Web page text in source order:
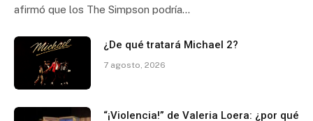
afirmó que los The Simpson podría…
¿De qué tratará Michael 2?
7 agosto, 2026
“¡Violencia!” de Valeria Loera: ¿por qué